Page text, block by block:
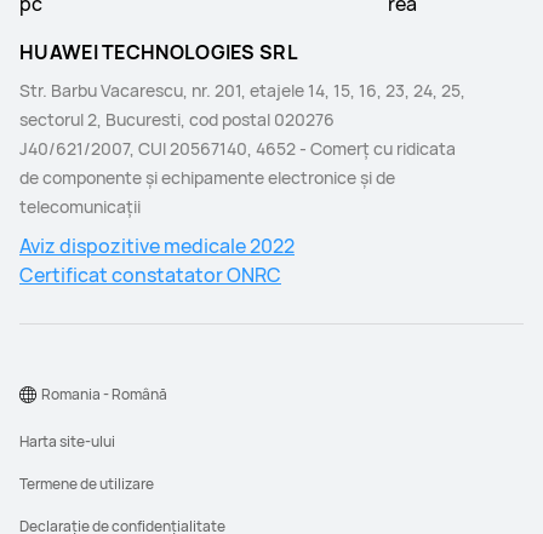
HUAWEI TECHNOLOGIES SRL
Str. Barbu Vacarescu, nr. 201, etajele 14, 15, 16, 23, 24, 25,
sectorul 2, Bucuresti, cod postal 020276
J40/621/2007, CUI 20567140, 4652 - Comerţ cu ridicata
de componente şi echipamente electronice şi de
telecomunicaţii
Aviz dispozitive medicale 2022
Certificat constatator ONRC
Harta site-ului
Termene de utilizare
Declarație de confidențialitate
Romania - Română